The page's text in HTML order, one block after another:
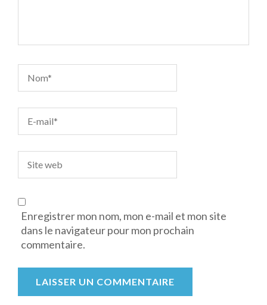
Enregistrer mon nom, mon e-mail et mon site
dans le navigateur pour mon prochain
commentaire.